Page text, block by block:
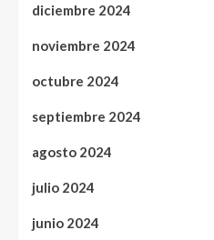
diciembre 2024
noviembre 2024
octubre 2024
septiembre 2024
agosto 2024
julio 2024
junio 2024